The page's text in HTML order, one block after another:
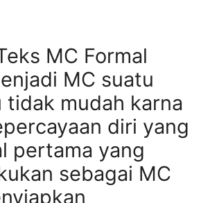
MC Formal
MC suatu
tidak mudah karna
diri yang
pertama yang
sebagai MC